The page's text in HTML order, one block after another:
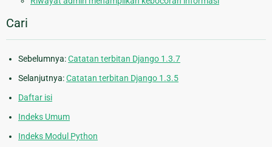
Cari
Sebelumnya:Catatan terbitan Django 1.3.7
Selanjutnya:Catatan terbitan Django 1.3.5
Daftar isi
Indeks Umum
Indeks Modul Python